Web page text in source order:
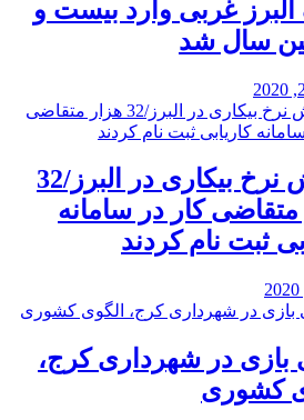
غربی وارد بیست و
سال شد
کاهش نرخ بیکاری در البرز/32
متقاضی کار در سامانه
ثبت نام کردند
بازی در شهرداری کرج،
کشوری